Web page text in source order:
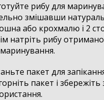
рибу для
змішавши
або крохмалю і 2
натріть рибу
пакет для
пакет і